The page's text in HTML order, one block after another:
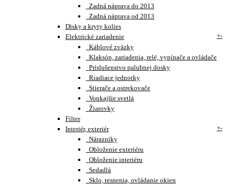
Zadná náprava do 2013
Zadná náprava od 2013
Disky a kryty kolies
Elektrické zariadenie
+-
Káblové zväzky
Klaksón, zariadenia, relé, vypínače a ovládače
Príslušenstvo palubnej dosky
Riadiace jednotky
Stierače a ostrekovače
Vonkajšie svetlá
Žiarovky
Filter
Interiér, exteriér
+-
Nárazníky
Obloženie exteriéru
Obloženie interiéru
Sedadlá
Sklo, tesnenia, ovládanie okien